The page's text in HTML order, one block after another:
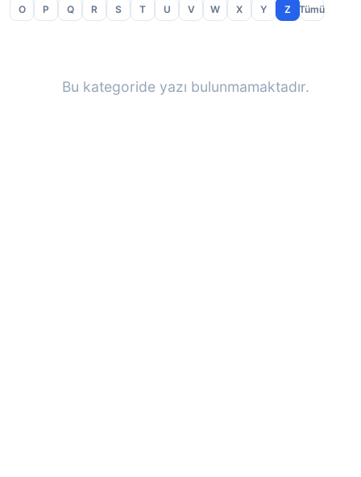
O
P Q R S T U V W X Y Z Tümü
Bu kategoride yazı bulunmamaktadır.